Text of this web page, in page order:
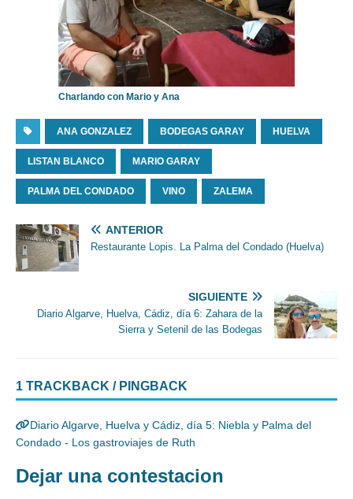
Charlando con Mario y Ana
ANA GONZALEZ BODEGAS GARAY HUELVA
LISTAN BLANCO MARIO GARAY
PALMA DEL CONDADO VINO ZALEMA
ANTERIOR
Restaurante Lopis. La Palma del Condado (Huelva)
SIGUIENTE
Diario Algarve, Huelva, Cádiz, día 6: Zahara de la
Sierra y Setenil de las Bodegas
1 TRACKBACK / PINGBACK
Diario Algarve, Huelva y Cádiz, día 5: Niebla y Palma del
Condado - Los gastroviajes de Ruth
Dejar una contestacion